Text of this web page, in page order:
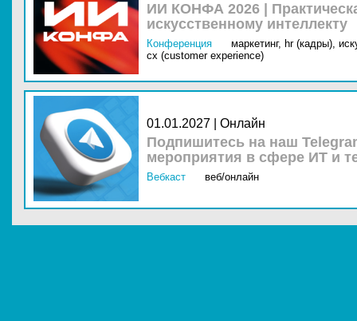
ИИ КОНФА 2026 |
искусственному интеллекту
Конференция маркетинг, hr (кадры),
cx (customer experience)
01.01.2027 | Онлайн
Подпишитесь на наш
мероприятия в сфере ИТ и
Вебкаст веб/онлайн